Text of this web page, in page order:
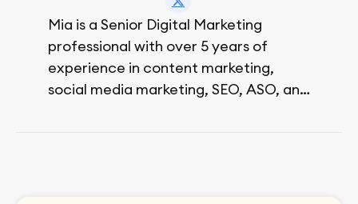
Mia is a Senior Digital Marketing
professional with over 5 years of
experience in content marketing,
social media marketing, SEO, ASO, and